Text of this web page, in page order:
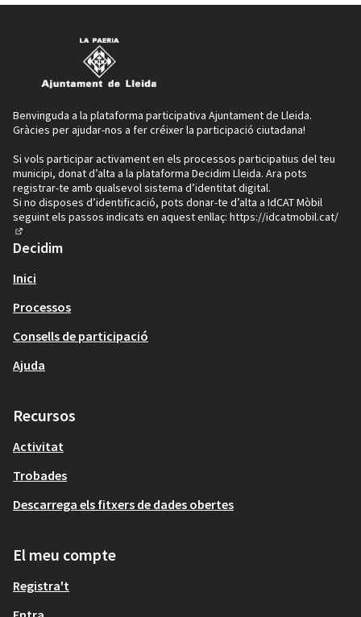
Benvinguda a la plataforma participativa Ajuntament de Lleida.
Gràcies per ajudar-nos a fer créixer la participació ciutadana!
Si vols participar activament en els processos participatius del teu
municipi, donat d’alta a la plataforma Decidim Lleida. Ara pots
registrar-te amb qualsevol sistema d’identitat digital.
Si no disposes d’identificació, pots donar-te d’alta a IdCAT Mòbil
seguint els passos indicats en aquest enllaç: https://idcatmobil.cat/
(Enllaç extern)
Decidim
Inici
Processos
Consells de participació
Ajuda
Recursos
Activitat
Trobades
Descarrega els fitxers de dades obertes
El meu compte
Registra't